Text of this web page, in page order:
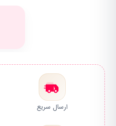
ارسال سریع